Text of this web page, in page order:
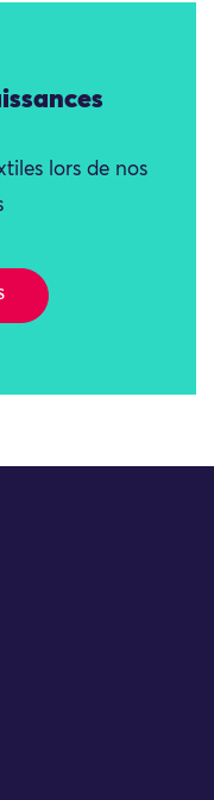
lors de nos